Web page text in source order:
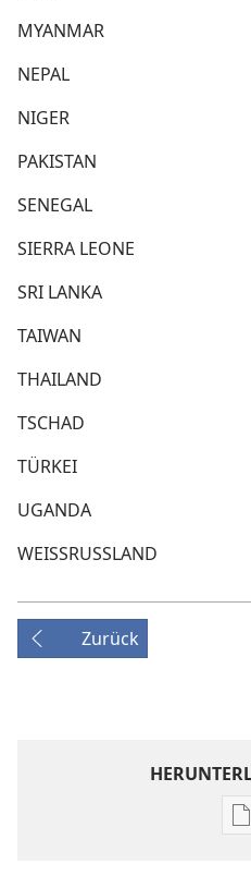
MYANMAR
NEPAL
NIGER
PAKISTAN
SENEGAL
SIERRA LEONE
SRI LANKA
TAIWAN
THAILAND
TSCHAD
TÜRKEI
UGANDA
WEISSRUSSLAND
Zurück